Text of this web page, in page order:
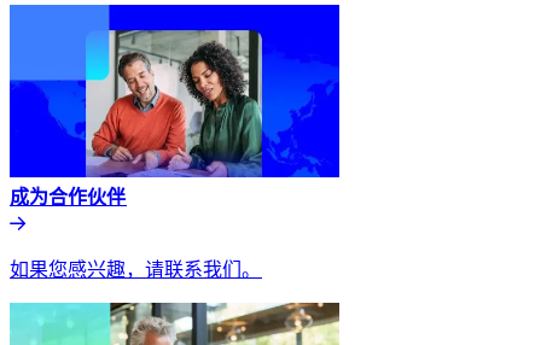
成为合作伙伴​​
如果您感兴趣，请联系我们。​​